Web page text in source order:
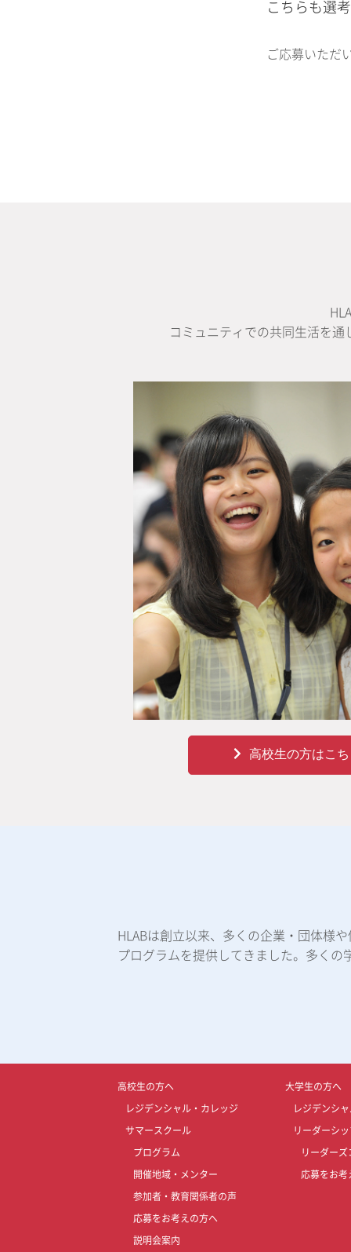
こちらも選
ご応募いただ
コミュニティでの共同生活を
高校生の方はこ
HLABは創立以来、多くの企業・団体様
プログラムを提供してきました。多く
高校生の方へ
レジデンシャル・カレッジ
サマースクール
プログラム
開催地域・メンター
参加者・教育関係者の声
応募をお考えの方へ
説明会案内
大学生の方へ
レジデンシ
リーダーシ
リーダーズ
応募をお考